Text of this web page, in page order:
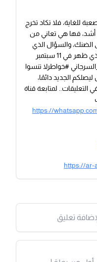
للغاية، فلا تكاد تخرج
أشد، فها هي تعاني من
الضنك، والسؤال الذي
يطرح نفسه الآن هل لوباء أسوان الذي ظهر في 11 سبتمبر
#خواطرلا تنسوا
الجديد دائمًا،
التعليقات.. لمتابعة قناة
https://
https://ar-
تعليق